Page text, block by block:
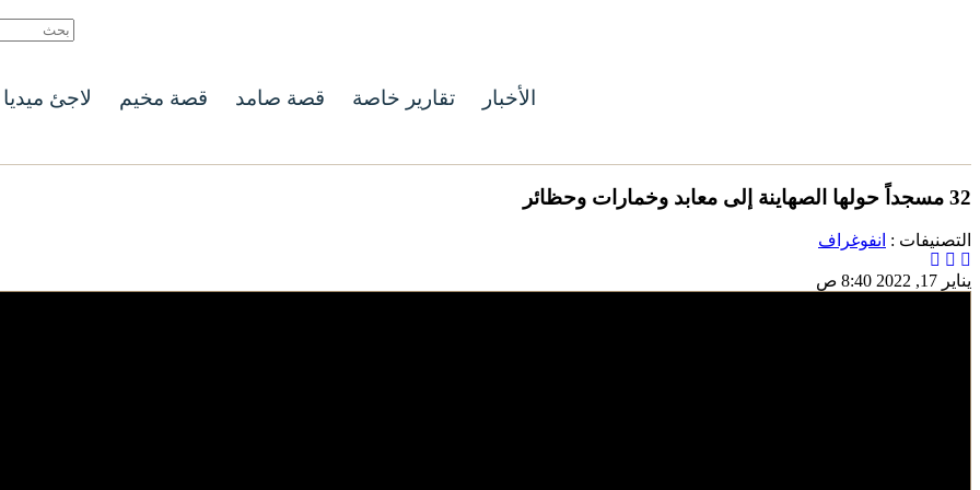
الأخبار تقارير خاصة قصة صامد قصة مخيم لاجئ ميديا
32 مسجداً حولها الصهاينة إلى معابد وخمارات وحظائر
التصنيفات : انفوغراف
يناير 17, 2022 8:40 ص